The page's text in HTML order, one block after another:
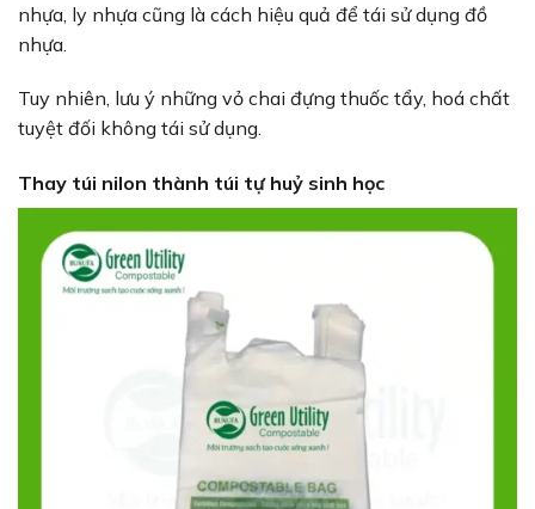
nhựa, ly nhựa cũng là cách hiệu quả để tái sử dụng đồ
nhựa.
Tuy nhiên, lưu ý những vỏ chai đựng thuốc tẩy, hoá chất
tuyệt đối không tái sử dụng.
Thay túi nilon thành túi tự huỷ sinh học